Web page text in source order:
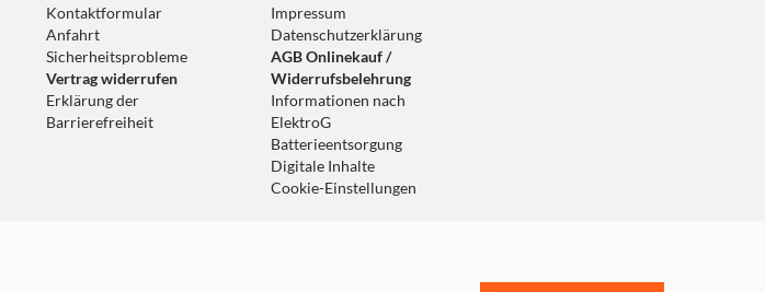
Kontaktformular
Anfahrt
Sicherheitsprobleme
Vertrag widerrufen
Erklärung der
Barrierefreiheit
Impressum
Datenschutzerklärung
AGB Onlinekauf /
Widerrufsbelehrung
Informationen nach
ElektroG
Batterieentsorgung
Digitale Inhalte
Cookie-Einstellungen